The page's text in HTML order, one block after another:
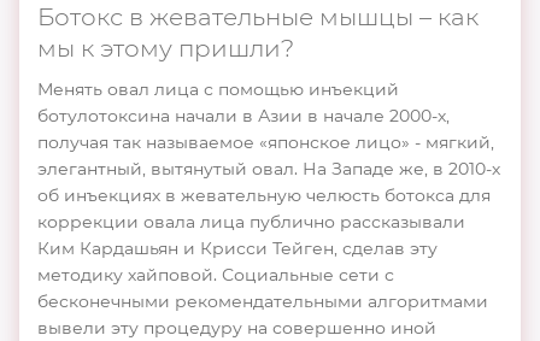
Ботокс в жевательные мышцы – как
мы к этому пришли?
Менять овал лица с помощью инъекций
ботулотоксина начали в Азии в начале 2000-х,
получая так называемое «японское лицо» - мягкий,
элегантный, вытянутый овал. На Западе же, в 2010-х
об инъекциях в жевательную челюсть ботокса для
коррекции овала лица публично рассказывали
Ким Кардашьян и Крисси Тейген, сделав эту
методику хайповой. Социальные сети с
бесконечными рекомендательными алгоритмами
вывели эту процедуру на совершенно иной